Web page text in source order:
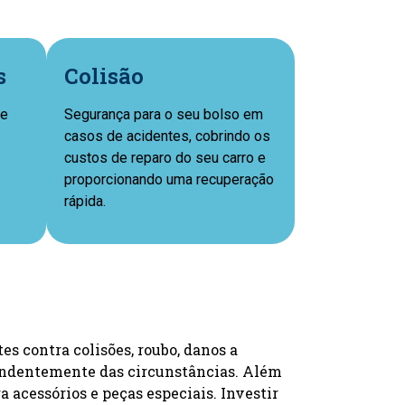
Colisão
Segurança para o seu bolso em
casos de acidentes, cobrindo os
custos de reparo do seu carro e
proporcionando uma recuperação
rápida.
contra colisões, roubo, danos a
das circunstâncias. Além
acessórios e peças especiais. Investir